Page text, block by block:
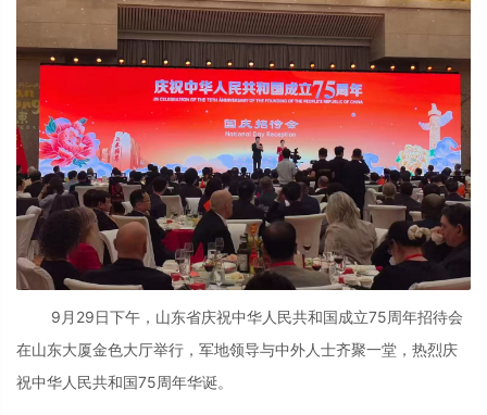
9月29日下午，山东省庆祝中华人民共和国成立75周年招待会
在山东大厦金色大厅举行，军地领导与中外人士齐聚一堂，热烈庆
祝中华人民共和国75周年华诞。